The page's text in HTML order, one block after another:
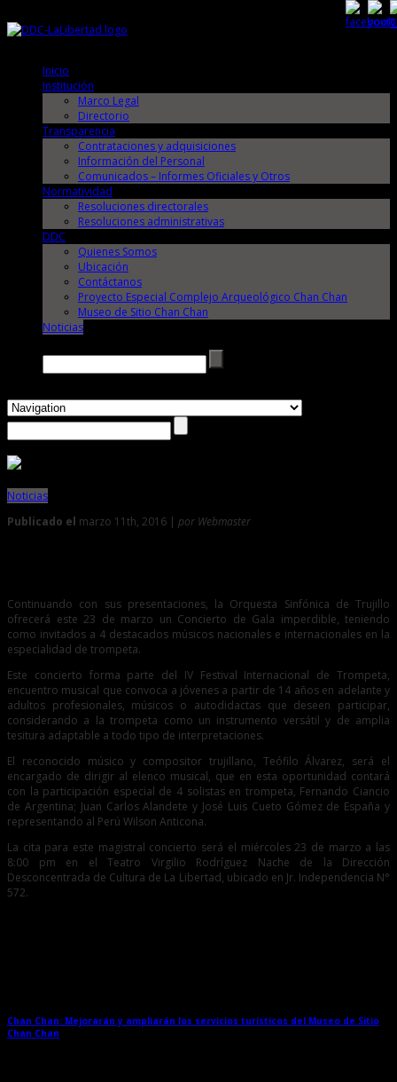
Inicio
Institución
Marco Legal
Directorio
Transparencia
Contrataciones y adquisiciones
Información del Personal
Comunicados – Informes Oficiales y Otros
Normatividad
Resoluciones directorales
Resoluciones administrativas
DDC
Quienes Somos
Ubicación
Contáctanos
Proyecto Especial Complejo Arqueológico Chan Chan
Museo de Sitio Chan Chan
Noticias
Noticias
Publicado el marzo 11th, 2016 | por Webmaster
Continuando con sus presentaciones, la Orquesta Sinfónica de Trujillo
ofrecerá este 23 de marzo un Concierto de Gala imperdible, teniendo
como invitados a 4 destacados músicos nacionales e internacionales en la
especialidad de trompeta.
Este concierto forma parte del IV Festival Internacional de Trompeta,
encuentro musical que convoca a jóvenes a partir de 14 años en adelante y
adultos profesionales, músicos o autodidactas que deseen participar,
considerando a la trompeta como un instrumento versátil y de amplia
tesitura adaptable a todo tipo de interpretaciones.
El reconocido músico y compositor trujillano, Teófilo Álvarez, será el
encargado de dirigir al elenco musical, que en esta oportunidad contará
con la participación especial de 4 solistas en trompeta, Fernando Ciancio
de Argentina; Juan Carlos Alandete y José Luis Cueto Gómez de España y
representando al Perú Wilson Anticona.
La cita para este magistral concierto será el miércoles 23 de marzo a las
8:00 pm en el Teatro Virgilio Rodríguez Nache de la Dirección
Desconcentrada de Cultura de La Libertad, ubicado en Jr. Independencia N°
572.
Chan Chan: Mejorarán y ampliarán los servicios turísticos del Museo de Sitio
Chan Chan